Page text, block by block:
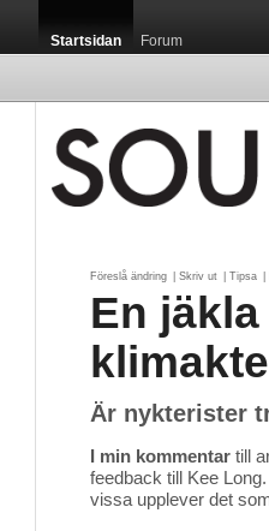
Startsidan Forum
Föreslå ändring Skriv ut Tipsa
En
Är nykterister
I min kommentar till
feedback till Kee
vissa upplever det